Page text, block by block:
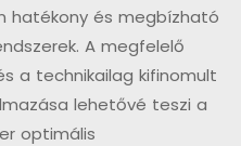
hatékony és megbízható
A megfelelő
a technikailag kifinomult
lehetővé teszi a
optimális